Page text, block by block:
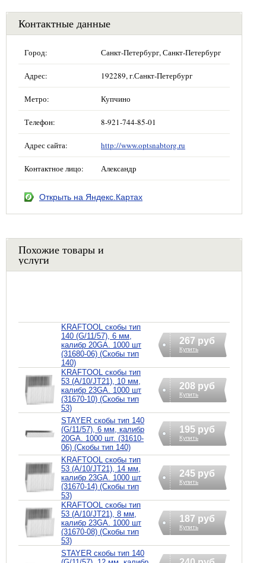
Контактные данные
Город: Санкт-Петербург, Санкт-Петербург
Адрес: 192289, г.Санкт-Петербург
Метро: Купчино
Телефон: 8-921-744-85-01
Адрес сайта: http://www.optsnabtorg.ru
Контактное лицо: Александр
Открыть на Яндекс.Картах
Похожие товары и
услуги
KRAFTOOL скобы тип
140 (G/11/57), 6 мм,
калибр 20GA. 1000 шт
(31680-06) (Скобы тип
140)
267 руб
Купить
KRAFTOOL скобы тип
53 (A/10/JT21), 10 мм,
калибр 23GA. 1000 шт
(31670-10) (Скобы тип
53)
208 руб
Купить
STAYER скобы тип 140
(G/11/57), 6 мм, калибр
20GA. 1000 шт. (31610-
06) (Скобы тип 140)
195 руб
Купить
KRAFTOOL скобы тип
53 (A/10/JT21), 14 мм,
калибр 23GA. 1000 шт
(31670-14) (Скобы тип
53)
245 руб
Купить
KRAFTOOL скобы тип
53 (A/10/JT21), 8 мм,
калибр 23GA. 1000 шт
(31670-08) (Скобы тип
53)
187 руб
Купить
STAYER скобы тип 140